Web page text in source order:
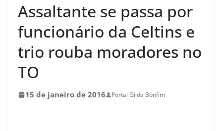
Assaltante se passa por
funcionário da Celtins e
trio rouba moradores no
TO
15 de janeiro de 2016 Portal Gilda Bonfim